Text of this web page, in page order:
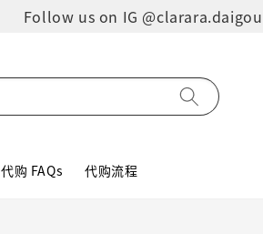
Follow us on IG @clarara.daigou
代购 FAQs 代购流程